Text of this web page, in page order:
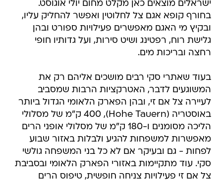
ישראלים מוצאים כאן מקלט מחום יולי אוגוסט.
בחורף קופא אגם צל לחלוטין ואפשר להחליק עליו,
ובקיץ מי האגם מאפשרים פעילויות ספורט ובהן
גלישת רוח, רפטינג ושיט סירות, ועל גדותיו חופי
רחצה ובריכות מים.
בעוד שאתרי סקי רבים מושכים אליהם רק את
המשוגעים לדבר, האטרקציות הרבות שמסביב
לעיירה צל אם זי, ובהן הפארק הלאומי הגדול ביותר
באוסטריה (Hohe Tauern), 400 ק"מ של מסלולי
הליכה מסומנים ו-180 ק"מ של מסלולי אופני הרים
מאפשרות למשפחות להגיע ולבלות באזור שבוע
לפחות - גם ובעיקר אם לא כל בני המשפחה גולשי
סקי. עוד מתקיימות באזורי הפארק הלאומי ובסביבת
צל אם זי פעילויות צניחה חופשית, טיפוס הרים